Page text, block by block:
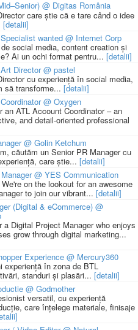
@ Digitas România
care știe că e tare când o idee
[detalii]
wanted @ Internet Corp
social media, content creation și
Ai un ochi format pentru... [detalii]
Director @ pastel
cu experiență în social media,
să transforme... [detalii]
@ Oxygen
an ATL Account Coordinator – an
and detail-oriented professional
@ Golin Ketchum
căutăm un Senior PR Manager cu
care știe... [detalii]
@ YES Communication
on the lookout for an awesome
to join our vibrant... [detalii]
(Digital & eCommerce) @
a Digital Project Manager who enjoys
grow through digital marketing...
Experience @ Mercury360
experiență în zona de BTL
standuri și plasări... [detalii]
@ Godmother
versatil, cu experiență
care înțelege materiale, finisaje